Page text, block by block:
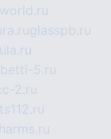
glasspb.ru
5.ru
2.ru